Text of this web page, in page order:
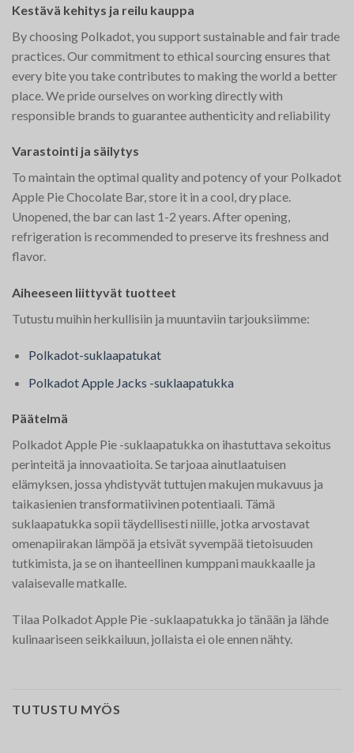
Kestävä kehitys ja reilu kauppa
By choosing Polkadot, you support sustainable and fair trade
practices. Our commitment to ethical sourcing ensures that
every bite you take contributes to making the world a better
place. We pride ourselves on working directly with
responsible brands to guarantee authenticity and reliability​
Varastointi ja säilytys
To maintain the optimal quality and potency of your Polkadot
Apple Pie Chocolate Bar, store it in a cool, dry place.
Unopened, the bar can last 1-2 years. After opening,
refrigeration is recommended to preserve its freshness and
flavor​​.
Aiheeseen liittyvät tuotteet
Tutustu muihin herkullisiin ja muuntaviin tarjouksiimme:
Polkadot-suklaapatukat
Polkadot Apple Jacks -suklaapatukka
Päätelmä
Polkadot Apple Pie -suklaapatukka on ihastuttava sekoitus
perinteitä ja innovaatioita. Se tarjoaa ainutlaatuisen
elämyksen, jossa yhdistyvät tuttujen makujen mukavuus ja
taikasienien transformatiivinen potentiaali. Tämä
suklaapatukka sopii täydellisesti niille, jotka arvostavat
omenapiirakan lämpöä ja etsivät syvempää tietoisuuden
tutkimista, ja se on ihanteellinen kumppani maukkaalle ja
valaisevalle matkalle.
Tilaa Polkadot Apple Pie -suklaapatukka jo tänään ja lähde
kulinaariseen seikkailuun, jollaista ei ole ennen nähty.
TUTUSTU MYÖS